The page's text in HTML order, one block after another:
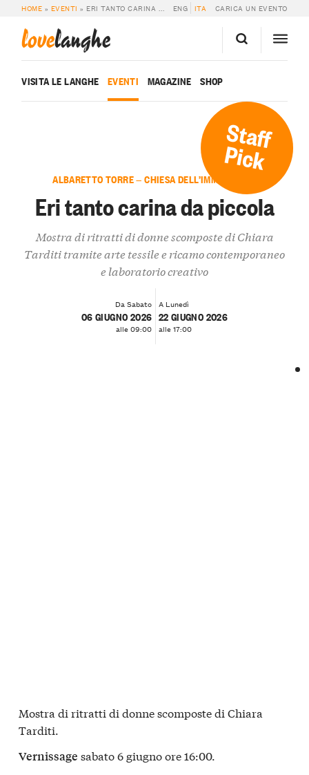
HOME » EVENTI » ERI TANTO CARINA DA PICCOLA ENG ITA CARICA UN EVENTO
lovelanghe
VISITA LE LANGHE EVENTI MAGAZINE SHOP
Staff
Pick
ALBARETTO TORRE — CHIESA DELL’IMMACOLATA
Eri tanto carina da piccola
Mostra di ritratti di donne scomposte di Chiara
Tarditi tramite arte tessile e ricamo contemporaneo
e laboratorio creativo
Da Sabato
06 GIUGNO 2026
alle 09:00
A Lunedì
22 GIUGNO 2026
alle 17:00
Mostra di ritratti di donne scomposte di Chiara
Tarditi.
Vernissage sabato 6 giugno ore 16:00.